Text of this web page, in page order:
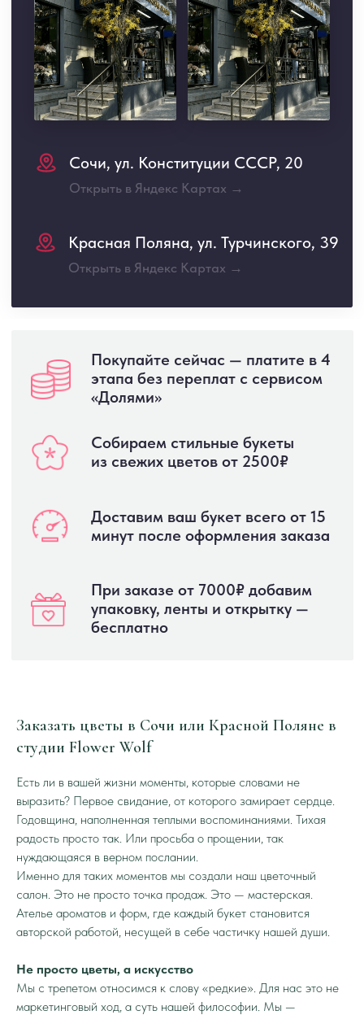
Заказать цветы в Сочи или Красной Поляне в
студии Flower Wolf
Есть ли в вашей жизни моменты, которые словами не
выразить? Первое свидание, от которого замирает сердце.
Годовщина, наполненная теплыми воспоминаниями. Тихая
радость просто так. Или просьба о прощении, так
нуждающаяся в верном послании.
Именно для таких моментов мы создали наш цветочный
салон. Это не просто точка продаж. Это — мастерская.
Ателье ароматов и форм, где каждый букет становится
авторской работой, несущей в себе частичку нашей души.
Не просто цветы, а искусство
Мы с трепетом относимся к слову «редкие». Для нас это не
маркетинговый ход, а суть нашей философии. Мы —
ОГРН 319237500460668
Политика конфиденциальности
Согласие на обработку персональных данных
ПРИЕЗЖАЙТЕ В НАШИ САЛОНЫ:
Сочи, ул. Конституции СССР,
20
Открыть в Яндекс Картах →
+7 988 152 88 08